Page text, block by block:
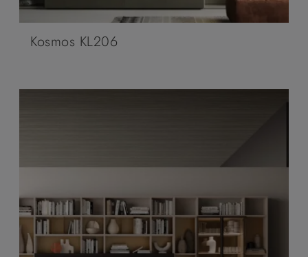
Kosmos KL206